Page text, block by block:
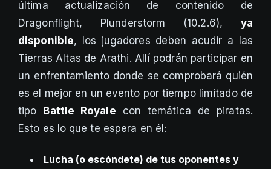
última actualización de contenido de
Dragonflight, Plunderstorm (10.2.6), ya
disponible, los jugadores deben acudir a las
Tierras Altas de Arathi. Allí podrán participar en
un enfrentamiento donde se comprobará quién
es el mejor en un evento por tiempo limitado de
tipo Battle Royale con temática de piratas.
Esto es lo que te espera en él:
Lucha (o escóndete) de tus oponentes y